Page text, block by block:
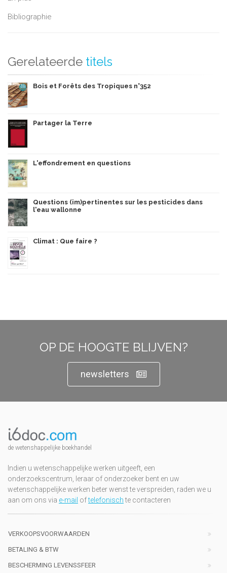
Bibliographie
Gerelateerde titels
Bois et Forêts des Tropiques n°352
Partager la Terre
L'effondrement en questions
Questions (im)pertinentes sur les pesticides dans
l'eau wallonne
Climat : Que faire ?
OP DE HOOGTE BLIJVEN?
newsletters
de wetenshappelijke boekhandel
Indien u wetenschappelijke werken uitgeeft, een
onderzoekscentrum, leraar of onderzoeker bent en uw
wetenschappelijke werken beter wenst te verspreiden, raden we u
aan om ons via e-mail oftelefonischte contacteren
VERKOOPSVOORWAARDEN
BETALING & BTW
BESCHERMING LEVENSSFEER